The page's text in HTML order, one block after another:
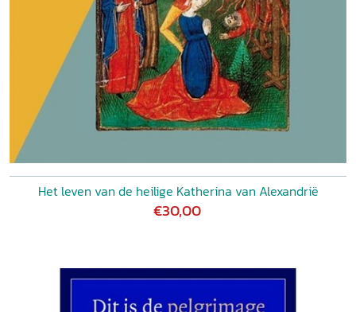
Het leven van de heilige Katherina van Alexandrië
€30,00